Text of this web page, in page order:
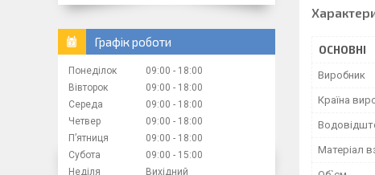
ОСНОВНІ
Виробник
Країна
Матеріал
Графік роботи
Понеділок 09:00
18:00
Вівторок
09:00
18:00
Середа
09:00
18:00
Четвер
09:00
18:00
Пʼятниця
09:00
18:00
Субота
09:00
15:00
Неділя
Вихідний